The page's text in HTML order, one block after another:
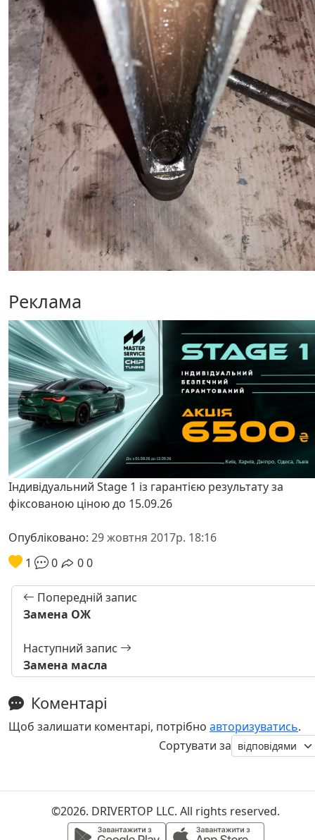
Реклама
Індивідуальний Stage 1 із гарантією результату за
фіксованою ціною до 15.09.26
Опубліковано: 29 жовтня 2017р. 18:16
1
0 00
Попередній запис
Замена ОЖ
Наступний запис
Замена масла
Коментарі
Щоб залишати коментарі, потрібно авторизуватись.
Сортувати за
©2026. DRIVERTOP LLC. All rights reserved.